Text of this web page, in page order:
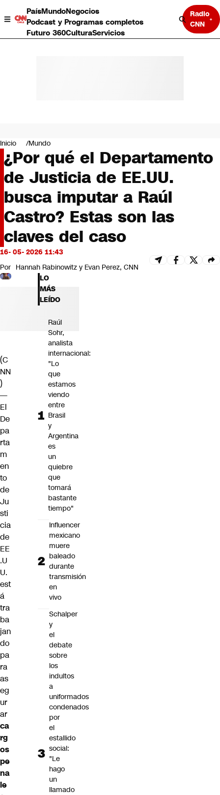
PaísMundoNegocios
Podcast y Programas completos
Futuro 360CulturaServicios
Radio
CNN
Negocios
Deportes
Programas completos
Cultura
Servicios
Bits
CNN tiempo
Futuro 360
Opinión
Inicio Mundo
¿Por qué el Departamento
de Justicia de EE.UU.
busca imputar a Raúl
Castro? Estas son las
claves del caso
16- 05- 2026 11:43
Por Hannah Rabinowitz y Evan Perez, CNN
(C
NN
)
—
El
De
pa
rta
m
en
to
de
Ju
sti
cia
de
EE
.U
U.
est
á
tra
ba
jan
do
pa
ra
as
eg
ur
ar
ca
rg
os
pe
na
le
LO
MÁS
LEÍDO
Raúl
Sohr,
analista
internacional:
"Lo
que
estamos
viendo
entre
Brasil
y
Argentina
es
un
quiebre
que
tomará
bastante
tiempo"
Influencer
mexicano
muere
baleado
durante
transmisión
en
vivo
Schalper
y
el
debate
sobre
los
indultos
a
uniformados
condenados
por
el
estallido
social:
"Le
hago
un
llamado